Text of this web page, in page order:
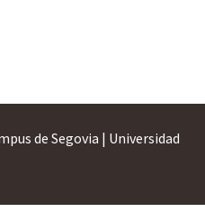
de Segovia | Universidad